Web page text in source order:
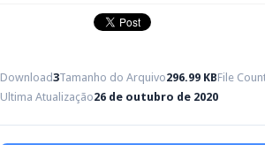
Download3Tamanho do Arquivo296.99 KBFile
Ultima Atualização26 de outubro de 2020